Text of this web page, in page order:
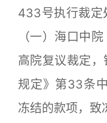
433号执行裁定
（一）海口中
高院复议裁定
规定》第33条
冻结的款项，致